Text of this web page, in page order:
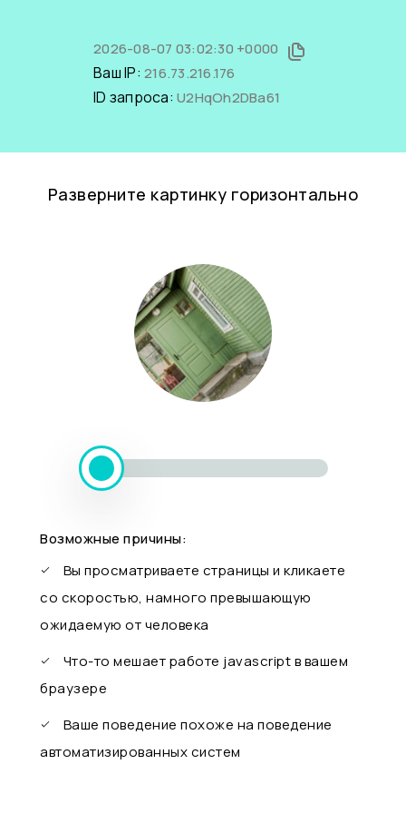
2026-08-07 03:02:30 +0000
Ваш IP: 216.73.216.176
ID запроса: U2HqOh2DBa61
Разверните картинку горизонтально
Возможные причины:
Вы просматриваете страницы и кликаете
со скоростью, намного превышающую
ожидаемую от человека
Что-то мешает работе javascript в вашем
браузере
Ваше поведение похоже на поведение
автоматизированных систем